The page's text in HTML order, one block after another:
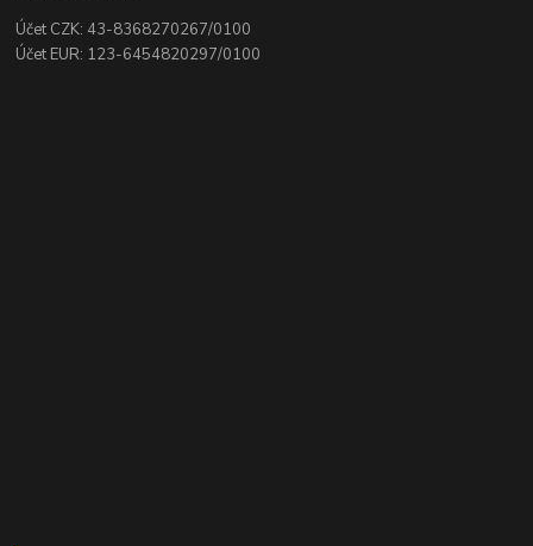
Účet CZK: 43-8368270267/0100
Účet EUR: 123-6454820297/0100